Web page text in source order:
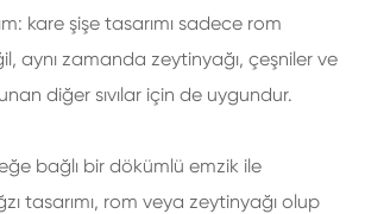
kare şişe tasarımı sadece rom
aynı zamanda zeytinyağı, çeşniler ve
diğer sıvılar için de uygundur.
bağlı bir dökümlü emzik ile
tasarımı, rom veya zeytinyağı olup